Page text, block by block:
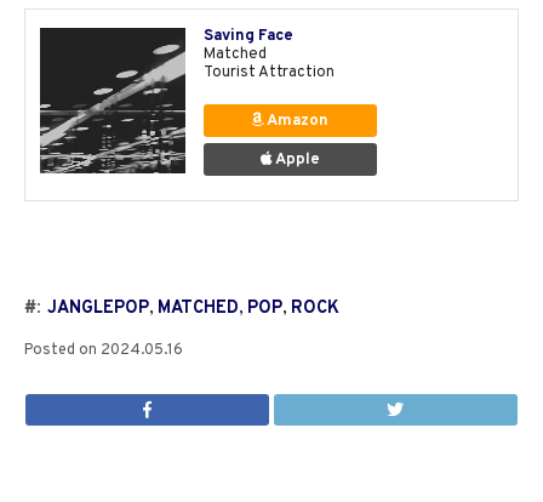
Saving Face
Matched
Tourist Attraction
Amazon
Apple
#: JANGLEPOP, MATCHED, POP, ROCK
Posted on 2024.05.16